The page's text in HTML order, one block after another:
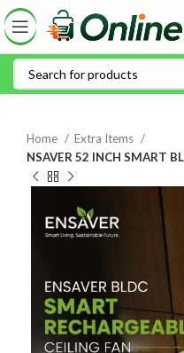
Home
Extra Items
NSAVER 52 INCH SMART